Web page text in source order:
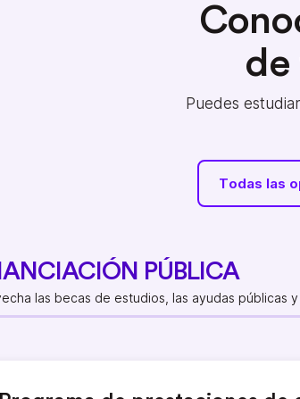
de
Puedes
Todas las
PÚBLICA
las becas de estudios, las ayudas públicas